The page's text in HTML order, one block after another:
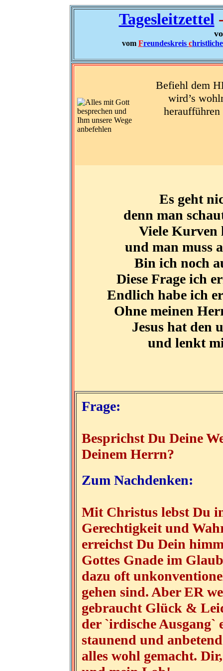
Tagesleitzettel
vom Freundeskreis c
Befiehl dem
wird’s
Es geht
denn man
Viele Kurven
und man muss
Bin ich noch
Diese Frage ich
Endlich habe ich
Ohne meinen
Jesus hat den
und lenkt
Frage:
Besprichst Du Deine
Deinem Herrn?
Zum Nachdenken:
Mit Christus lebst Du
Gerechtigkeit und
erreichst Du Dein
Gottes Gnade im
dazu oft
gehen sind. Aber ER
gebraucht Glück &
der `irdische
staunend und
alles wohl gemacht.